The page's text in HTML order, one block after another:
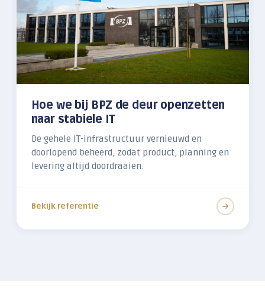
Hoe we bij BPZ de deur openzetten
naar stabiele IT
De gehele IT-infrastructuur vernieuwd en
doorlopend beheerd, zodat product, planning en
levering altijd doordraaien.
Bekijk referentie